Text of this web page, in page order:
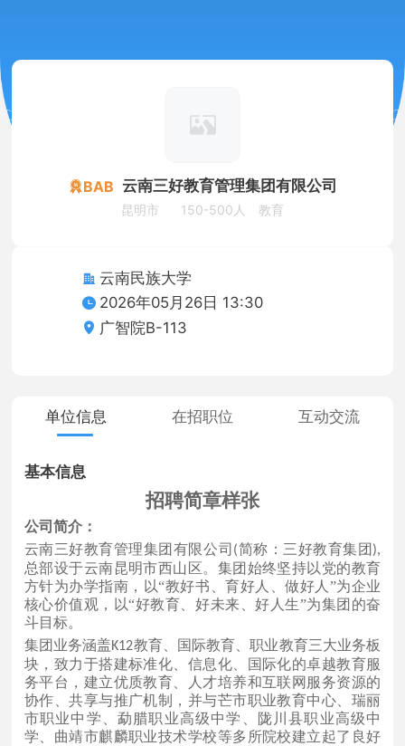
BAB 云南三好教育管理集团有限公司
昆明市 150-500人 教育
云南民族大学
2026年05月26日 13:30
广智院B-113
单位信息 在招职位 互动交流
基本信息
招聘简章样张
公司简介：
云南三好教育管理集团有限公司 (简称：三好教育集团 ),
总部设于云南昆明市西山区。集团始终坚持以党的教育
方针为办学指南，以“教好书、育好人、做好人”为企业
核心价值观，以“好教育、好未来、好人生”为集团的奋
斗目标。
集团业务涵盖K12教育、国际教育、职业教育三大业务板
块，致力于搭建标准化、信息化、国际化的卓越教育服
务平台，建立优质教育、人才培养和互联网服务资源的
协作、共享与推广机制，并与芒市职业教育中心、瑞丽
市职业中学、勐腊职业高级中学、陇川县职业高级中
学、曲靖市麒麟职业技术学校等多所院校建立起了良好